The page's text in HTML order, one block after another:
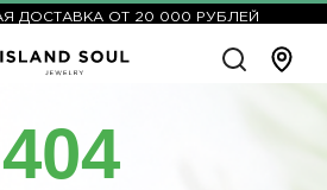
ДОСТАВКА ОТ 20 000 РУБЛЕЙ
404